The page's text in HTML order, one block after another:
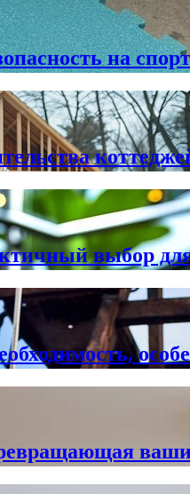
на
выбор